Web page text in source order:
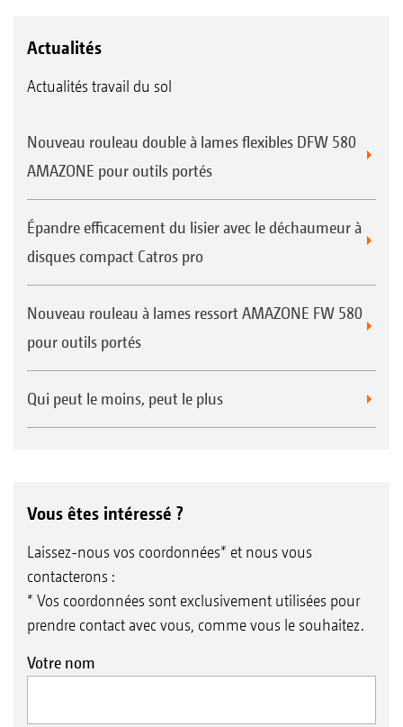
Actualités
Actualités travail du sol
Nouveau rouleau double à lames flexibles DFW 580
AMAZONE pour outils portés
Épandre efficacement du lisier avec le déchaumeur à
disques compact Catros pro
Nouveau rouleau à lames ressort AMAZONE FW 580
pour outils portés
Qui peut le moins, peut le plus
Vous êtes intéressé ?
Laissez-nous vos coordonnées* et nous vous
contacterons :
* Vos coordonnées sont exclusivement utilisées pour
prendre contact avec vous, comme vous le souhaitez.
Votre nom